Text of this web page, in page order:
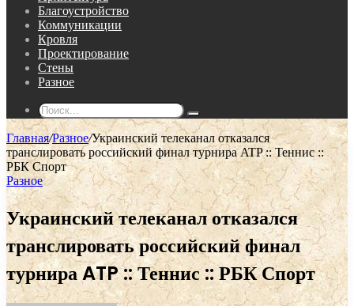
Благоустройство
Коммуникации
Кровля
Проектирование
Стены
Разное
Поиск...
Главная/Разное/Украинский телеканал отказался
транслировать российский финал турнира ATP :: Теннис ::
РБК Спорт
Разное
Украинский телеканал отказался
транслировать российский финал
турнира ATP :: Теннис :: РБК Спорт